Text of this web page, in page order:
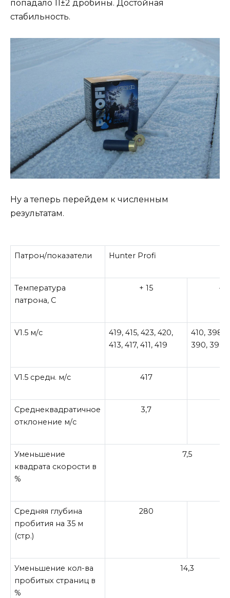
попадало 11±2 дробины. Достойная
стабильность.
Ну а теперь перейдем к численным
результатам.
Патрон/показатели Hunter Profi
Температура
патрона, С
+ 15 —
V1.5 м/с
419, 415, 423, 420,
413, 417, 411, 419
410, 398,
390, 395,
V1.5 средн. м/с 417
Среднеквадратичное
отклонение м/с
3,7
Уменьшение
квадрата скорости в
%
7,5
Средняя глубина
пробития на 35 м
(стр.)
280
Уменьшение кол-ва
пробитых страниц в
%
14,3